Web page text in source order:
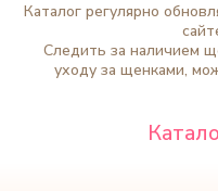
Каталог регулярно
Следить за наличием
уходу за щенками,